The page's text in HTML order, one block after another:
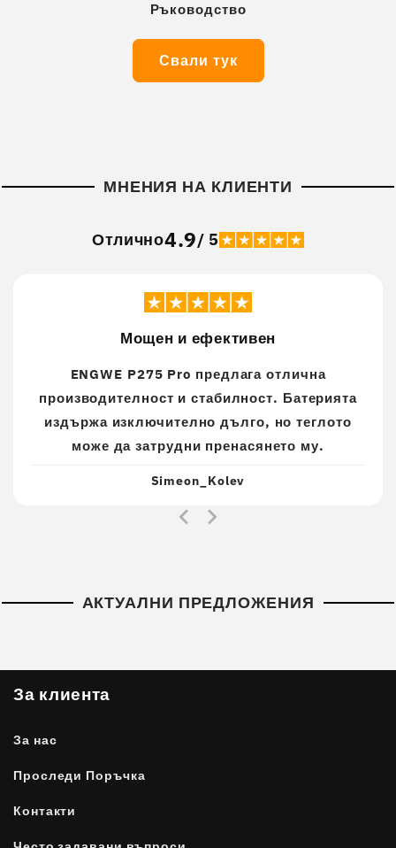
Ръководство
Свали тук
МНЕНИЯ НА КЛИЕНТИ
Отлично4.9/ 5
Мощен и ефективен
ENGWE P275 Pro предлага отлична
производителност и стабилност. Батерията
издържа изключително дълго, но теглото
може да затрудни пренасянето му.
Simeon_Kolev
АКТУАЛНИ ПРЕДЛОЖЕНИЯ
За клиента
За нас
Проследи Поръчка
Контакти